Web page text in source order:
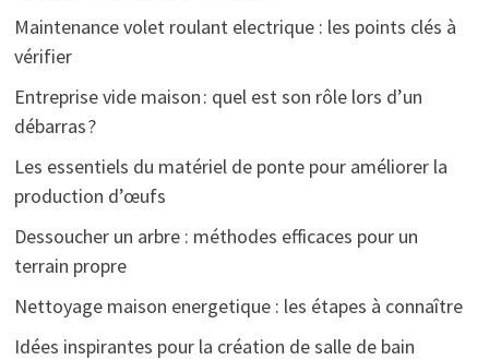
Maintenance volet roulant electrique : les points clés à
vérifier
Entreprise vide maison : quel est son rôle lors d’un
débarras ?
Les essentiels du matériel de ponte pour améliorer la
production d’œufs
Dessoucher un arbre : méthodes efficaces pour un
terrain propre
Nettoyage maison energetique : les étapes à connaître
Idées inspirantes pour la création de salle de bain